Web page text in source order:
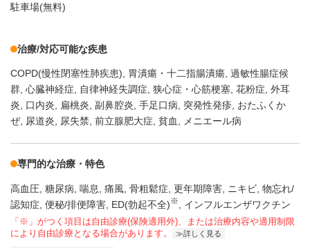
駐車場(無料)
治療/対応可能な疾患
COPD(慢性閉塞性肺疾患) 胃潰瘍・十二指腸潰瘍 過敏性腸症候
群 心臓神経症 自律神経失調症 狭心症・心筋梗塞 花粉症 外耳
炎
口内炎 扁桃炎 副鼻腔炎 手足口病 突発性発疹 おたふくか
ぜ 尿道炎 尿失禁 前立腺肥大症 貧血 メニエール病
専門的な治療・特色
高血圧 糖尿病 喘息 痛風 骨粗鬆症 更年期障害 ニキビ 物忘れ/
認知症 便秘/排便障害 ED(勃起不全)※ インフルエンザワクチン
「※」がつく項目は自由診療(保険適用外)、または治療内容や適用制限
により自由診療となる場合があります。
詳しく見る